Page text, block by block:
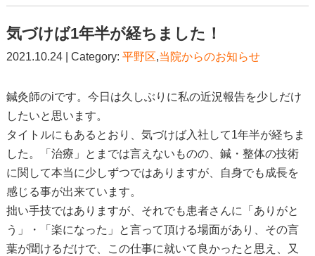
気づけば1年半が経ちました！
2021.10.24 | Category: 平野区,当院からのお知らせ
鍼灸師のiです。今日は久しぶりに私の近況報告を少しだけ
したいと思います。
タイトルにもあるとおり、気づけば入社して1年半が経ちま
した。「治療」とまでは言えないものの、鍼・整体の技術
に関して本当に少しずつではありますが、自身でも成長を
感じる事が出来ています。
拙い手技ではありますが、それでも患者さんに「ありがと
う」・「楽になった」と言って頂ける場面があり、その言
葉が聞けるだけで、この仕事に就いて良かったと思え、又